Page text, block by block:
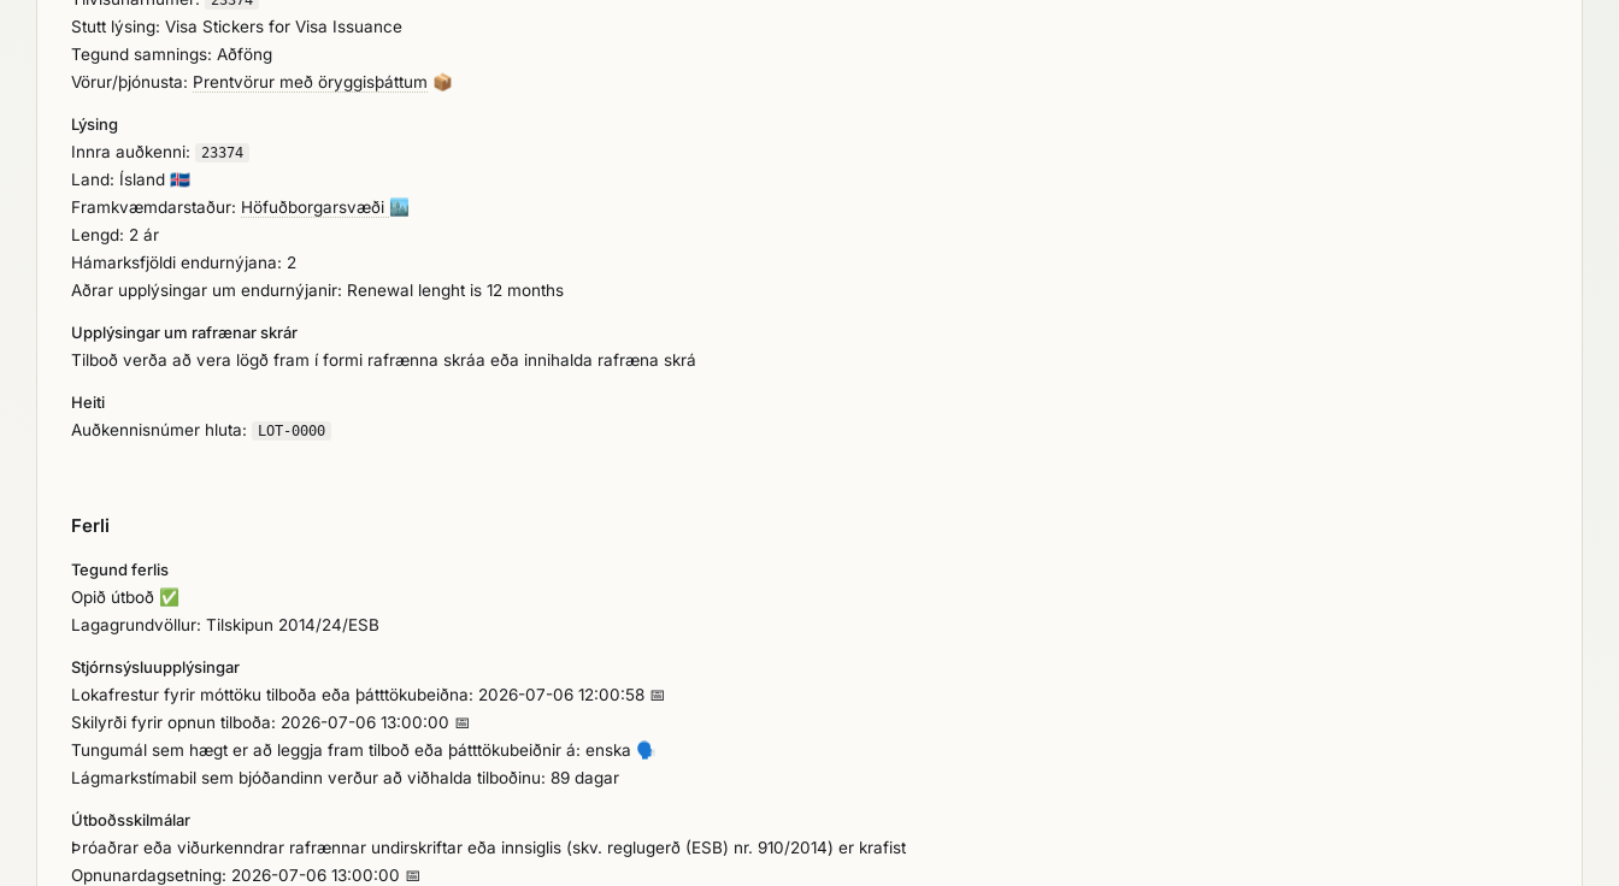
Stutt lýsing: Visa Stickers for Visa Issuance
Tegund samnings: Aðföng
Vörur/þjónusta: Prentvörur með öryggisþáttum 📦
Lýsing
Innra auðkenni:
23374
Land: Ísland 🇮🇸
Framkvæmdarstaður: Höfuðborgarsvæði 🏙️
Lengd: 2 ár
Hámarksfjöldi endurnýjana: 2
Aðrar upplýsingar um endurnýjanir: Renewal lenght is 12 months
Upplýsingar um rafrænar skrár
Tilboð verða að vera lögð fram í formi rafrænna skráa eða innihalda rafræna skrá
Heiti
Auðkennisnúmer hluta:
LOT-0000
Ferli
Tegund ferlis
Opið útboð ✅
Lagagrundvöllur: Tilskipun 2014/24/ESB
Stjórnsýsluupplýsingar
Lokafrestur fyrir móttöku tilboða eða þátttökubeiðna: 2026-07-06 12:00:58 📅
Skilyrði fyrir opnun tilboða: 2026-07-06 13:00:00 📅
Tungumál sem hægt er að leggja fram tilboð eða þátttökubeiðnir á: enska 🗣️
Lágmarkstímabil sem bjóðandinn verður að viðhalda tilboðinu: 89 dagar
Útboðsskilmálar
Þróaðrar eða viðurkenndrar rafrænnar undirskriftar eða innsiglis (skv. reglugerð (ESB) nr. 910/2014) er krafist
Opnunardagsetning: 2026-07-06 13:00:00 📅